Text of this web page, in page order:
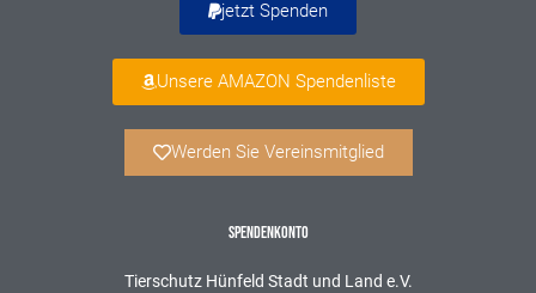
jetzt Spenden
Unsere AMAZON Spendenliste
Werden Sie Vereinsmitglied
SPENDENKONTO
Tierschutz Hünfeld Stadt und Land e.V.